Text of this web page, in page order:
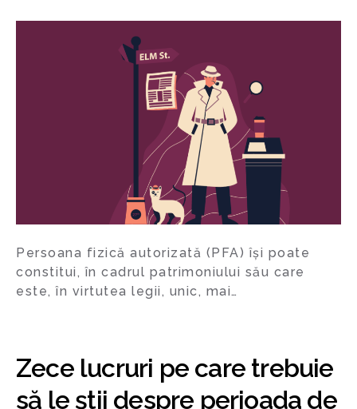
Persoana fizică autorizată (PFA) își poate
constitui, în cadrul patrimoniului său care
este, în virtutea legii, unic, mai…
Zece lucruri pe care trebuie
să le știi despre perioada de